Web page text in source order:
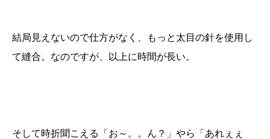
結局見えないので仕方がなく、もっと太目の針を使用し
て縫合。なのですが、以上に時間が長い。
そして時折聞こえる「お～。。ん？」やら「あれぇぇ